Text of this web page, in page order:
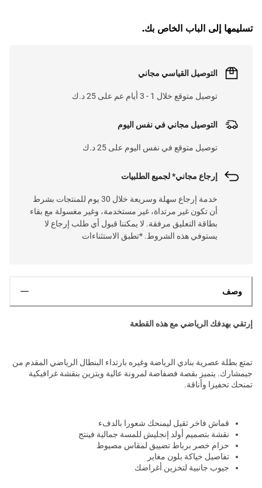
تسليمها إلى الباب الخاص بك.
التوصيل القياسي مجاني
توصيل متوقع خلال 1 - 3 أيام عم على 25 د.ك
التوصيل مجاني في نفس اليوم
توصيل متوقع في نفس اليوم على 25 د.ك
إرجاع مجاني* لجميع الطلبيات
خدمة إرجاع سهلة وسريعة خلال 30 يوم للمنتجات بشرط
أن تكون غير مرتداة، غير مستخدمة، وغير مغسولة مع بقاء
بطاقة التعليق مرفقة. لا يمكننا قبول أي طلب إرجاع لا
يستوفي هذه الشروط. *تطبق الاستثناءات
وصف
إرتقي بهدفك الرياضي مع هذه القطعة
تمتع بطلة عصرية بنادي الرياضة وغيره بارتداء البنطال الرياضي المقدم من
جيمشارك. يتميز بقصة فضفاضة لمرونة عالية ويتزين بنقشة غرافيكية
تمنحك تحفيزا وأناقة.
قماش فاخر ثقيل ليمنحك شعورا بالدفء
نقشة بتصميم أولد إنجليش للمسة جمالية فينتج
حزام خصر برباط تضييق لمقاس مصيوط
تفاصيل خياكة بلون مغاير
جيوب جانبية لتخزين أغراضك